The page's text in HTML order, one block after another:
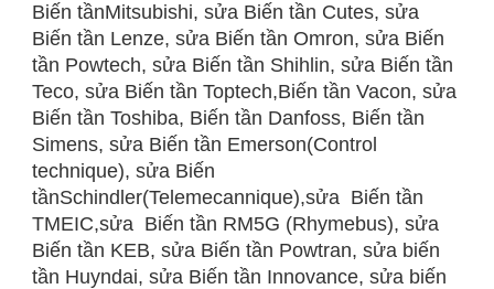
Biến tầnMitsubishi, sửa Biến tần Cutes, sửa
Biến tần Lenze, sửa Biến tần Omron, sửa Biến
tần Powtech, sửa Biến tần Shihlin, sửa Biến tần
Teco, sửa Biến tần Toptech,Biến tần Vacon, sửa
Biến tần Toshiba, Biến tần Danfoss, Biến tần
Simens, sửa Biến tần Emerson(Control
technique), sửa Biến
tầnSchindler(Telemecannique),sửa Biến tần
TMEIC,sửa Biến tần RM5G (Rhymebus), sửa
Biến tần KEB, sửa Biến tần Powtran, sửa biến
tần Huyndai, sửa Biến tần Innovance, sửa biến